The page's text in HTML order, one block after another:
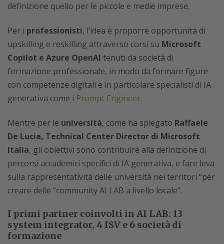
definizione quello per le piccole e medie imprese.
Per i professionisti, l’idea è proporre opportunità di
upskilling e reskilling attraverso corsi su Microsoft
Copilot e Azure OpenAI tenuti da società di
formazione professionale, in modo da formare figure
con competenze digitali e in particolare specialisti di IA
generativa come i Prompt Engineer.
Mentre per le università, come ha spiegato Raffaele
De Lucia, Technical Center Director di Microsoft
Italia, gli obiettivi sono contribuire alla definizione di
percorsi accademici specifici di IA generativa, e fare leva
sulla rappresentatività delle università nei territori “per
creare delle “community AI LAB a livello locale”.
I primi partner coinvolti in AI LAB: 13
system integrator, 4 ISV e 6 società di
formazione